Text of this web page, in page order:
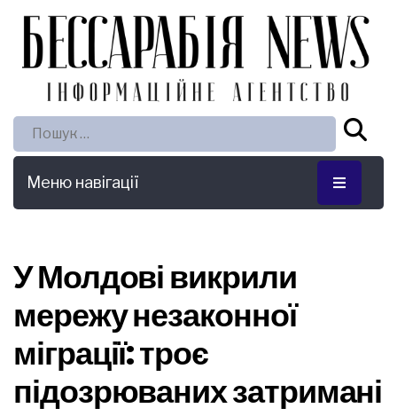
Пошук:
Меню навігації
У Молдові викрили
мережу незаконної
міграції: троє
підозрюваних затримані